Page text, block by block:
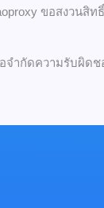
ขอสงวนสิ
จำกัดความรับผิด